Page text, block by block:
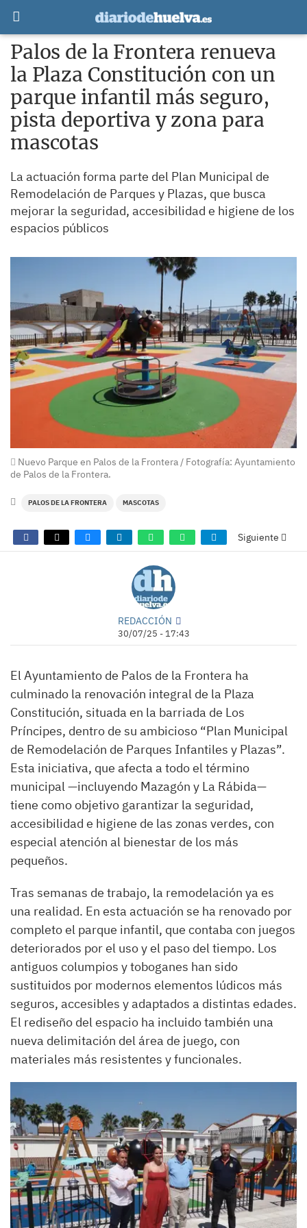
Palos de la Frontera renueva
la Plaza Constitución con un
parque infantil más seguro,
pista deportiva y zona para
mascotas
La actuación forma parte del Plan Municipal de
Remodelación de Parques y Plazas, que busca
mejorar la seguridad, accesibilidad e higiene de los
espacios públicos
Nuevo Parque en Palos de la Frontera / Fotografía: Ayuntamiento
de Palos de la Frontera.
PALOS DE LA FRONTERA MASCOTAS
Siguiente
REDACCIÓN
30/07/25 - 17:43
El Ayuntamiento de Palos de la Frontera ha
culminado la renovación integral de la Plaza
Constitución, situada en la barriada de Los
Príncipes, dentro de su ambicioso “Plan Municipal
de Remodelación de Parques Infantiles y Plazas”.
Esta iniciativa, que afecta a todo el término
municipal —incluyendo Mazagón y La Rábida—
tiene como objetivo garantizar la seguridad,
accesibilidad e higiene de las zonas verdes, con
especial atención al bienestar de los más
pequeños.
Tras semanas de trabajo, la remodelación ya es
una realidad. En esta actuación se ha renovado por
completo el parque infantil, que contaba con juegos
deteriorados por el uso y el paso del tiempo. Los
antiguos columpios y toboganes han sido
sustituidos por modernos elementos lúdicos más
seguros, accesibles y adaptados a distintas edades.
El rediseño del espacio ha incluido también una
nueva delimitación del área de juego, con
materiales más resistentes y funcionales.